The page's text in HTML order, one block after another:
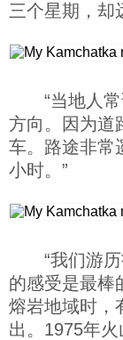
旅游
三个星期，却
“当地人
方向。因为道
车。路途非常
小时。”
“我们游
的感受是最棒
熔岩地域时，
出。1975年